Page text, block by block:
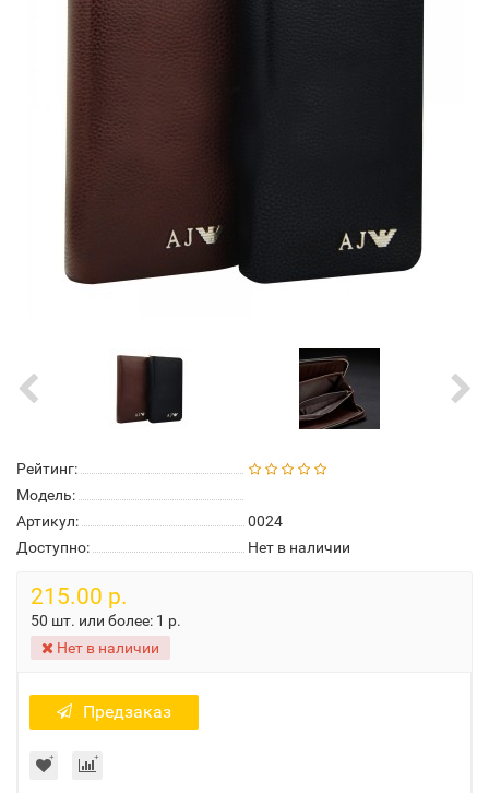
Рейтинг:
Модель:
Артикул:
0024
Доступно:
Нет в наличии
215.00 р.
50 шт. или более: 1 р.
Нет в наличии
Предзаказ